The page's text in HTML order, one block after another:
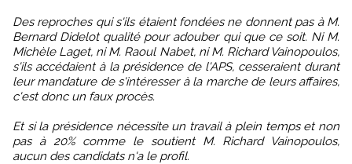
Des reproches qui s'ils étaient fondées ne donnent pas à M.
Bernard Didelot qualité pour adouber qui que ce soit. Ni M.
Michèle Laget, ni M. Raoul Nabet, ni M. Richard Vainopoulos,
s'ils accédaient à la présidence de l'APS, cesseraient durant
leur mandature de s'intéresser à la marche de leurs affaires,
c'est donc un faux procès.
Et si la présidence nécessite un travail à plein temps et non
pas à 20% comme le soutient M. Richard Vainopoulos,
aucun des candidats n'a le profil.